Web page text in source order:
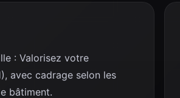
: Valorisez votre
avec cadrage selon les
bâtiment.